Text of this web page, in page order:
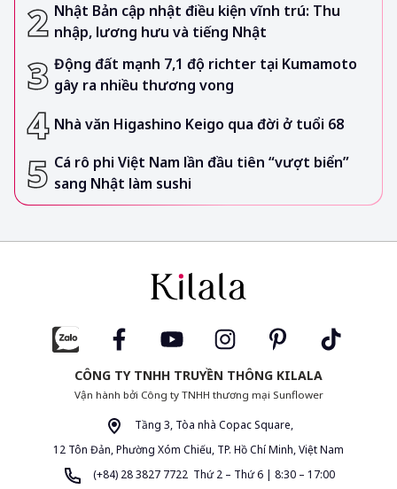
Nhật Bản cập nhật điều kiện vĩnh trú: Thu
nhập, lương hưu và tiếng Nhật
Động đất mạnh 7,1 độ richter tại Kumamoto
gây ra nhiều thương vong
Nhà văn Higashino Keigo qua đời ở tuổi 68
Cá rô phi Việt Nam lần đầu tiên “vượt biển”
sang Nhật làm sushi
CÔNG TY TNHH TRUYỀN THÔNG KILALA
Vận hành bởi Công ty TNHH thương mại Sunflower
Tầng 3, Tòa nhà Copac Square,
12 Tôn Đản, Phường Xóm Chiếu, TP. Hồ Chí Minh, Việt Nam
(+84) 28 3827 7722 Thứ 2 – Thứ 6 | 8:30 – 17:00